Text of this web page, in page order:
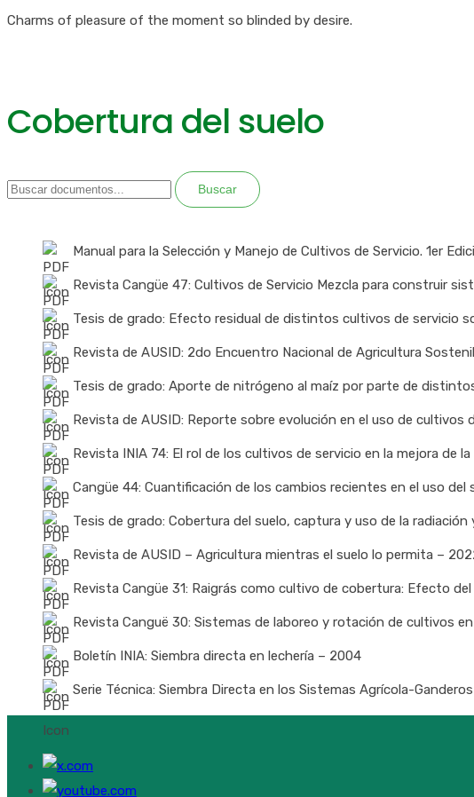
Charms of pleasure of the moment so blinded by desire.
Cobertura del suelo
Buscar
Manual para la Selección y Manejo de Cultivos de Servicio. 1er
Revista Cangüe 47: Cultivos de Servicio Mezcla para construir
Tesis de grado: Efecto residual de distintos cultivos de servicio
Revista de AUSID: 2do Encuentro Nacional de Agricultura
Tesis de grado: Aporte de nitrógeno al maíz por parte de
Revista de AUSID: Reporte sobre evolución en el uso de cultivos
Revista INIA 74: El rol de los cultivos de servicio en la mejora de
Cangüe 44: Cuantificación de los cambios recientes en el uso
Tesis de grado: Cobertura del suelo, captura y uso de la
Revista de AUSID – Agricultura mientras el suelo lo permita –
Revista Cangüe 31: Raigrás como cultivo de cobertura: Efecto
Revista Canguë 30: Sistemas de laboreo y rotación de cultivos
Boletín INIA: Siembra directa en lechería – 2004
Serie Técnica: Siembra Directa en los Sistemas Agrícola-